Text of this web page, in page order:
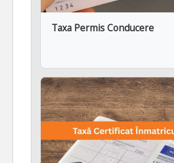
Taxa Permis Conducere